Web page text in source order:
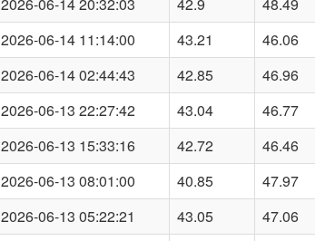
2026-06-14 11:14:00 43.21 46.06
2026-06-14 02:44:43 42.85 46.96
2026-06-13 22:27:42 43.04 46.77
2026-06-13 15:33:16 42.72 46.46
2026-06-13 08:01:00 40.85 47.97
2026-06-13 05:22:21 43.05 47.06